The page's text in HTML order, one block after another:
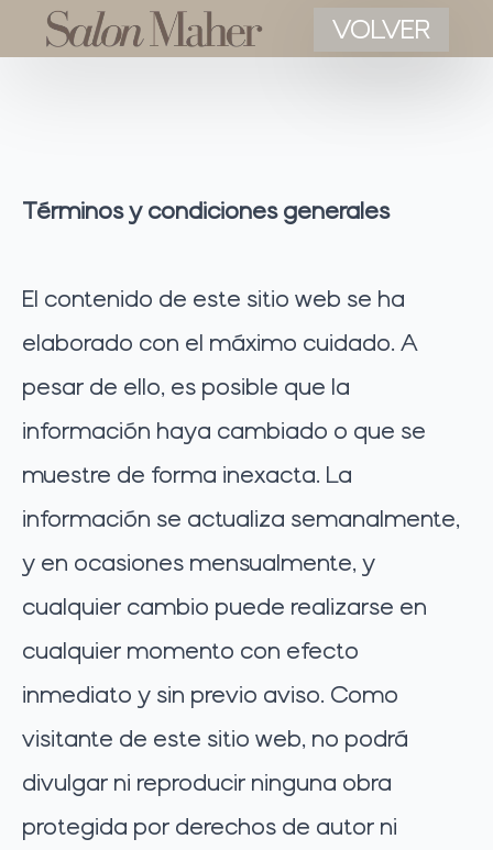
VOLVER
Términos y condiciones generales
El contenido de este sitio web se ha
elaborado con el máximo cuidado. A
pesar de ello, es posible que la
información haya cambiado o que se
muestre de forma inexacta. La
información se actualiza semanalmente,
y en ocasiones mensualmente, y
cualquier cambio puede realizarse en
cualquier momento con efecto
inmediato y sin previo aviso. Como
visitante de este sitio web, no podrá
divulgar ni reproducir ninguna obra
protegida por derechos de autor ni